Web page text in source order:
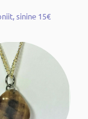
sinine 15€